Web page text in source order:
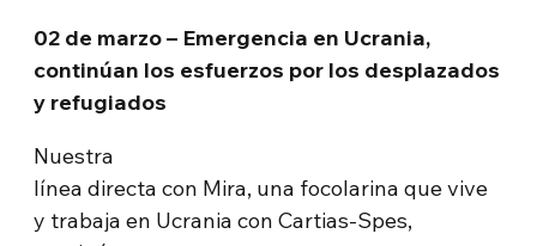
02 de marzo – Emergencia en Ucrania,
continúan los esfuerzos por los desplazados
y refugiados
Nuestra
línea directa con Mira, una focolarina que vive
y trabaja en Ucrania con Cartias-Spes,